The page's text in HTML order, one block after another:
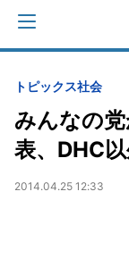
トピックス社会
みんなの
表、DHC
2014.04.25 12:33